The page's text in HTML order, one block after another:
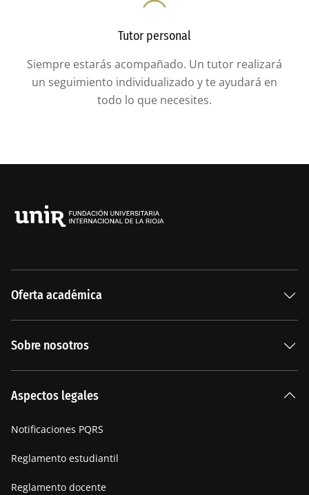
Tutor personal
Siempre estarás acompañado. Un tutor realizará
un seguimiento individualizado y te ayudará en
todo lo que necesites.
Oferta académica
Sobre nosotros
Manifiesto
Aspectos legales
Notificaciones PQRS
Reglamento estudiantil
Reglamento docente